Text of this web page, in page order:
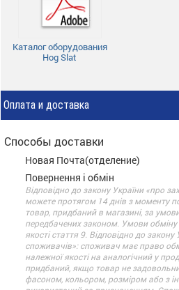
Каталог оборудования
Hog Slat
Оплата и доставка
Способы доставки
Новая Почта(отделение)
Повернення і обмін
Відповідно до закону України «про
можете протягом 14 днів з моменту
товар, придбаний в магазині, за
передбачених законом. Умови
якості стаття 9. Відповідно до
споживачів»: споживач має право
належної якості на аналогічний у
придбаний, якщо товар не
фасоном, кольором, розміром або з